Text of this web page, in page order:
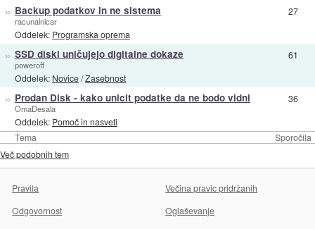
Tema Sporočila
» Backup podatkov in ne sistema
racunalnicar
Oddelek: Programska oprema
27
» SSD diski uničujejo digitalne dokaze
poweroff
Oddelek: Novice/Zasebnost
61
» Prodan Disk - kako unicit podatke da ne bodo vidni
OmaDesala
Oddelek: Pomoč in nasveti
36
Več podobnih tem
Pravila
Večina pravic pridržanih
Odgovornost
Oglaševanje